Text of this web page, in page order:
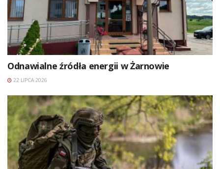
Odnawialne źródła energii w Żarnowie
22 LIPCA 2026